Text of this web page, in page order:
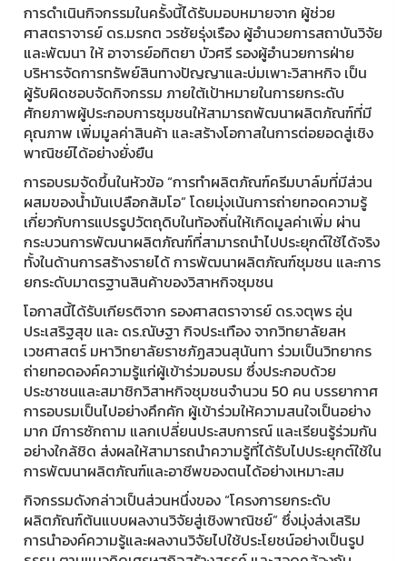
การดำเนินกิจกรรมในครั้งนี้ได้รับมอบหมายจาก ผู้ช่วย
ศาสตราจารย์ ดร.มรกต วรชัยรุ่งเรือง ผู้อำนวยการสถาบันวิจัย
และพัฒนา ให้ อาจารย์อทิตยา บัวศรี รองผู้อำนวยการฝ่าย
บริหารจัดการทรัพย์สินทางปัญญาและบ่มเพาะวิสาหกิจ เป็น
ผู้รับผิดชอบจัดกิจกรรม ภายใต้เป้าหมายในการยกระดับ
ศักยภาพผู้ประกอบการชุมชนให้สามารถพัฒนาผลิตภัณฑ์ที่มี
คุณภาพ เพิ่มมูลค่าสินค้า และสร้างโอกาสในการต่อยอดสู่เชิง
พาณิชย์ได้อย่างยั่งยืน
การอบรมจัดขึ้นในหัวข้อ “การทำผลิตภัณฑ์ครีมบาล์มที่มีส่วน
ผสมของน้ำมันเปลือกส้มโอ” โดยมุ่งเน้นการถ่ายทอดความรู้
เกี่ยวกับการแปรรูปวัตถุดิบในท้องถิ่นให้เกิดมูลค่าเพิ่ม ผ่าน
กระบวนการพัฒนาผลิตภัณฑ์ที่สามารถนำไปประยุกต์ใช้ได้จริง
ทั้งในด้านการสร้างรายได้ การพัฒนาผลิตภัณฑ์ชุมชน และการ
ยกระดับมาตรฐานสินค้าของวิสาหกิจชุมชน
โอกาสนี้ได้รับเกียรติจาก รองศาสตราจารย์ ดร.จตุพร อุ่น
ประเสริฐสุข และ ดร.ณัษฐา กิจประเทือง จากวิทยาลัยสห
เวชศาสตร์ มหาวิทยาลัยราชภัฏสวนสุนันทา ร่วมเป็นวิทยากร
ถ่ายทอดองค์ความรู้แก่ผู้เข้าร่วมอบรม ซึ่งประกอบด้วย
ประชาชนและสมาชิกวิสาหกิจชุมชนจำนวน 50 คน บรรยากาศ
การอบรมเป็นไปอย่างคึกคัก ผู้เข้าร่วมให้ความสนใจเป็นอย่าง
มาก มีการซักถาม แลกเปลี่ยนประสบการณ์ และเรียนรู้ร่วมกัน
อย่างใกล้ชิด ส่งผลให้สามารถนำความรู้ที่ได้รับไปประยุกต์ใช้ใน
การพัฒนาผลิตภัณฑ์และอาชีพของตนได้อย่างเหมาะสม
กิจกรรมดังกล่าวเป็นส่วนหนึ่งของ “โครงการยกระดับ
ผลิตภัณฑ์ต้นแบบผลงานวิจัยสู่เชิงพาณิชย์” ซึ่งมุ่งส่งเสริม
การนำองค์ความรู้และผลงานวิจัยไปใช้ประโยชน์อย่างเป็นรูป